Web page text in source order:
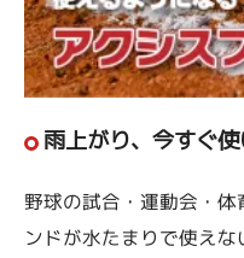
雨上がり、今すぐ
野球の試合・運動会・
ンドが水たまりで使えな